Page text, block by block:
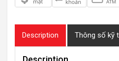
Description Thông số kỹ